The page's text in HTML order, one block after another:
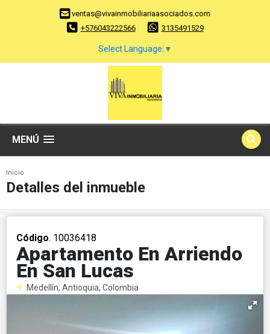
ventas@vivainmobiliariaasociados.com
+576043222566
3135491529
Select Language ▼
MENÚ
Inicio
Detalles del inmueble
Código. 10036418
Apartamento En Arriendo
En San Lucas
Medellín, Antioquia, Colombia